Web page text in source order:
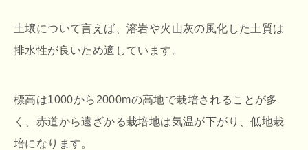
土壌について言えば、溶岩や火山灰の風化した土質は
排水性が良いため適しています。
標高は1000から2000mの高地で栽培されることが多
く、赤道から遠ざかる栽培地は気温が下がり、低地栽
培になります。